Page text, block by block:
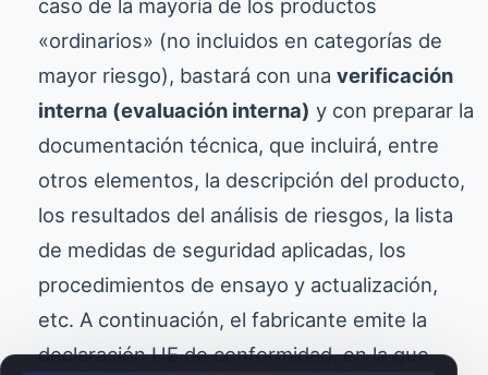
caso de la mayoría de los productos
«ordinarios» (no incluidos en categorías de
mayor riesgo), bastará con unaverificación
interna (evaluación interna) y con preparar la
documentación técnica, que incluirá, entre
otros elementos, la descripción del producto,
los resultados del análisis de riesgos, la lista
de medidas de seguridad aplicadas, los
procedimientos de ensayo y actualización,
etc. A continuación, el fabricante emite la
declaración UE de conformidad, en la que